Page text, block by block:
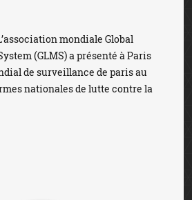
mondiale Global
(GLMS) a présenté à Paris
de surveillance de paris au
nationales de lutte contre la